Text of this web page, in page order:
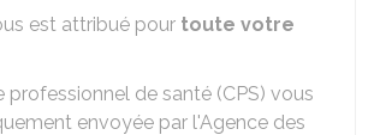
est attribué pour toute votre
professionnel de santé (CPS) vous
envoyée par l'Agence des